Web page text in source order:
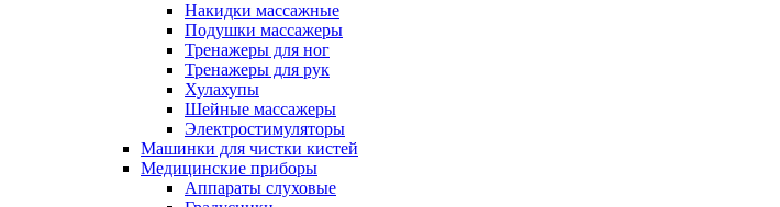
Накидки массажные
Подушки массажеры
Тренажеры для ног
Тренажеры для рук
Хулахупы
Шейные массажеры
Электростимуляторы
Машинки для чистки кистей
Медицинские приборы
Аппараты слуховые